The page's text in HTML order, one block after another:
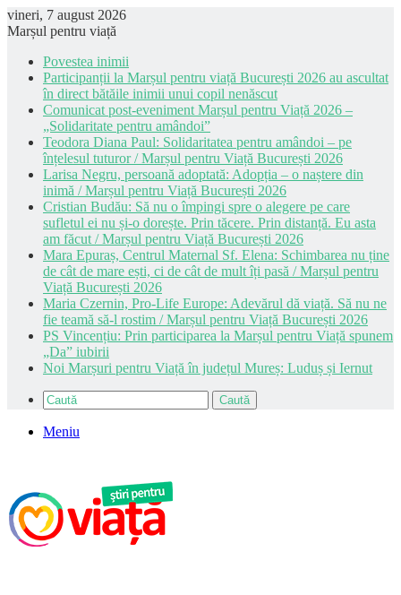
vineri, 7 august 2026
Marșul pentru viață
Povestea inimii
Participanții la Marșul pentru viață București 2026 au ascultat
în direct bătăile inimii unui copil nenăscut
Comunicat post-eveniment Marșul pentru Viață 2026 –
„Solidaritate pentru amândoi”
Teodora Diana Paul: Solidaritatea pentru amândoi – pe
înțelesul tuturor / Marșul pentru Viață București 2026
Larisa Negru, persoană adoptată: Adopția – o naștere din
inimă / Marșul pentru Viață București 2026
Cristian Budău: Să nu o împingi spre o alegere pe care
sufletul ei nu și-o dorește. Prin tăcere. Prin distanță. Eu asta
am făcut / Marșul pentru Viață București 2026
Mara Epuraș, Centrul Maternal Sf. Elena: Schimbarea nu ține
de cât de mare ești, ci de cât de mult îți pasă / Marșul pentru
Viață București 2026
Maria Czernin, Pro-Life Europe: Adevărul dă viață. Să nu ne
fie teamă să-l rostim / Marșul pentru Viață București 2026
PS Vincențiu: Prin participarea la Marșul pentru Viață spunem
„Da” iubirii
Noi Marșuri pentru Viață în județul Mureș: Luduș și Iernut
Caută
Meniu